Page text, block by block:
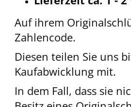
Auf ihrem
Zahlencode.
Diesen teilen Sie uns
Kaufabwicklung mit.
In dem Fall, dass sie